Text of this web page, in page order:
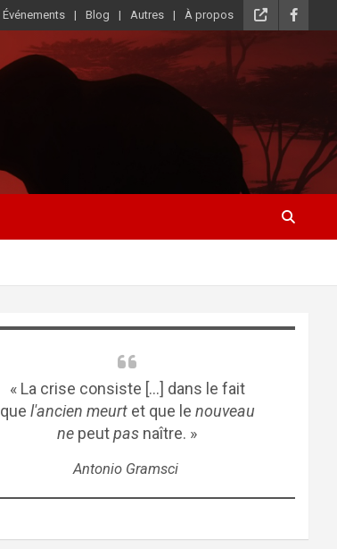
Événements Blog Autres À propos
« La crise consiste [...] dans le fait
que l'ancien meurtet que le nouveau
ne peutpas naître. »
Antonio Gramsci